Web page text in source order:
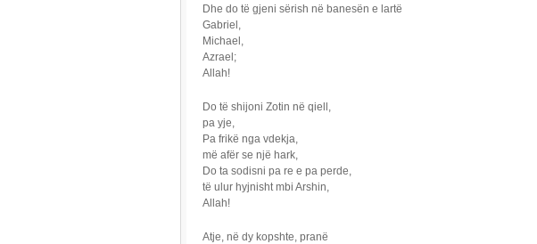
Dhe do të gjeni sërish në banesën e lartë
Gabriel,
Michael,
Azrael;
Allah!
Do të shijoni Zotin në qiell,
pa yje,
Pa frikë nga vdekja,
më afër se një hark,
Do ta sodisni pa re e pa perde,
të ulur hyjnisht mbi Arshin,
Allah!
Atje, në dy kopshte, pranë